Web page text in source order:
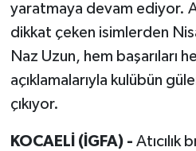
yaratmaya devam ediyor.
dikkat çeken isimlerden
Naz Uzun, hem başarıları
açıklamalarıyla kulübün
çıkıyor.
KOCAELİ (İGFA) - Atıcılık